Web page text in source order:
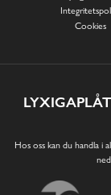
Cookies
Hos oss kan du handla i